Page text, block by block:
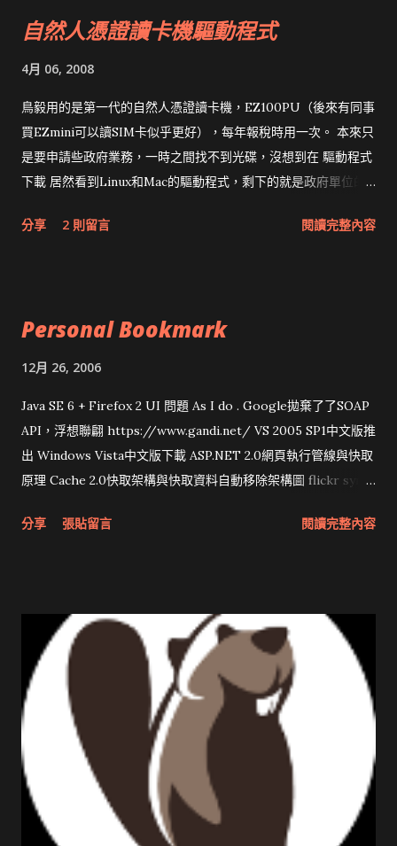
自然人憑證讀卡機驅動程式
4月 06, 2008
鳥毅用的是第一代的自然人憑證讀卡機，EZ100PU（後來有同事
買EZmini可以讀SIM卡似乎更好），每年報稅時用一次。 本來只
是要申請些政府業務，一時之間找不到光碟，沒想到在 驅動程式
下載 居然看到Linux和Mac的驅動程式，剩下的就是政府單位的
分享 2 則留言 閱讀完整內容
Personal Bookmark
12月 26, 2006
Java SE 6 + Firefox 2 UI 問題 As I do . Google拋棄了了SOAP
API，浮想聯翩 https://www.gandi.net/ VS 2005 SP1中文版推
出 Windows Vista中文版下載 ASP.NET 2.0網頁執行管線與快取
原理 Cache 2.0快取架構與快取資料自動移除架構圖 flickr sync
圖治推動改革 Wait and see 國內某SOC疑遭駭客入侵 大砲開講
分享 張貼留言 閱讀完整內容